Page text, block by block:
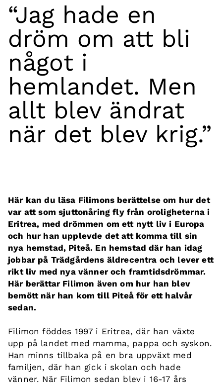
“Jag hade en
dröm om att bli
något i
hemlandet. Men
allt blev ändrat
när det blev krig.”
Här kan du läsa Filimons berättelse om hur det
var att som sjuttonåring fly från oroligheterna i
Eritrea, med drömmen om ett nytt liv i Europa
och hur han upplevde det att komma till sin
nya hemstad, Piteå. En hemstad där han idag
jobbar på Trädgårdens äldrecentra och lever ett
rikt liv med nya vänner och framtidsdrömmar.
Här berättar Filimon även om hur han blev
bemött när han kom till Piteå för ett halvår
sedan.
Filimon föddes 1997 i Eritrea, där han växte
upp på landet med mamma, pappa och syskon.
Han minns tillbaka på en bra uppväxt med
familjen, där han gick i skolan och hade
vänner. När Filimon sedan blev i 16-17 års